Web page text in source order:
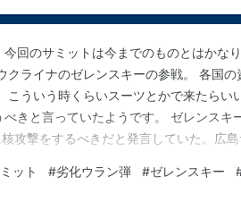
えの「化学毒性」も持ち合わせて
ーと、貫通性の高さのため
ているように、発火性の高さは加工
備が必須である。原料が安くとも
回のサミットは今までのものとはかな
クライナのゼレンスキーの参戦。 各国の
こういう時くらいスーツとかで来たらい
きと言っていたようです。 ゼレンスキ
攻撃をするべきだと発言していた。広島
優ですから演技がうまく雰囲気とメデ
ット #劣化ウラン弾 #ゼレンスキー